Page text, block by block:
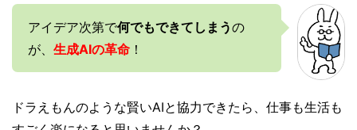
アイデア次第で何でもできてしまうの
が、 生成AIの革命 ！
ドラえもんのような賢いAIと協力できたら、仕事も生活も